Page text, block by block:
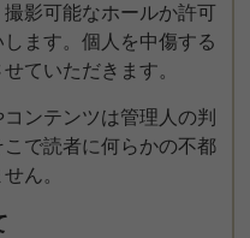
撮影可能なホールか許可
ます。個人を中傷する
ていただきます。
ンテンツは管理人の判
で読者に何らかの不都
ん。